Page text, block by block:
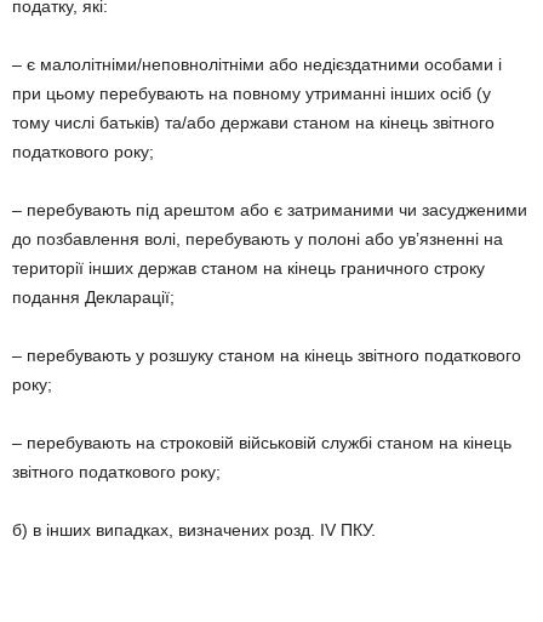
податку, які:
– є малолітніми/неповнолітніми або недієздатними особами і
при цьому перебувають на повному утриманні інших осіб (у
тому числі батьків) та/або держави станом на кінець звітного
податкового року;
– перебувають під арештом або є затриманими чи засудженими
до позбавлення волі, перебувають у полоні або ув’язненні на
території інших держав станом на кінець граничного строку
подання Декларації;
– перебувають у розшуку станом на кінець звітного податкового
року;
– перебувають на строковій військовій службі станом на кінець
звітного податкового року;
б) в інших випадках, визначених розд. IV ПКУ.